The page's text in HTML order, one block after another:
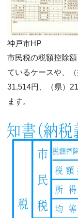
神戸市HP
市民税の税額控除
ているケースや、
31,514円、（県）
ます。